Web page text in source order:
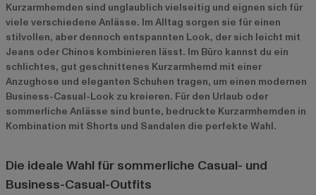
Kurzarmhemden sind unglaublich vielseitig und eignen sich für
viele verschiedene Anlässe. Im Alltag sorgen sie für einen
stilvollen, aber dennoch entspannten Look, der sich leicht mit
Jeans oder Chinos kombinieren lässt. Im Büro kannst du ein
schlichtes, gut geschnittenes Kurzarmhemd mit einer
Anzughose und eleganten Schuhen tragen, um einen modernen
Business-Casual-Look zu kreieren. Für den Urlaub oder
sommerliche Anlässe sind bunte, bedruckte Kurzarmhemden in
Kombination mit Shorts und Sandalen die perfekte Wahl.
Die ideale Wahl für sommerliche Casual- und
Business-Casual-Outfits